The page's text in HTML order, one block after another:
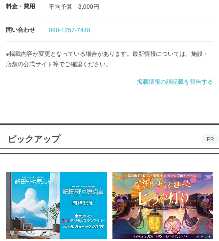
料金・費用 平均予算 3,000円
問い合わせ 090-1257-7448
※掲載内容が変更となっている場合があります。最新情報については、施設・
店舗の公式サイト等でご確認ください。
掲載情報の誤記載を報告する
ピックアップ PR